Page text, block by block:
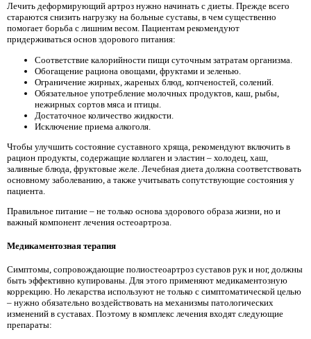
Лечить деформирующий артроз нужно начинать с диеты. Прежде всего
стараются снизить нагрузку на больные суставы, в чем существенно
помогает борьба с лишним весом. Пациентам рекомендуют
придерживаться основ здорового питания:
Соответствие калорийности пищи суточным затратам организма.
Обогащение рациона овощами, фруктами и зеленью.
Ограничение жирных, жареных блюд, копченостей, солений.
Обязательное употребление молочных продуктов, каш, рыбы,
нежирных сортов мяса и птицы.
Достаточное количество жидкости.
Исключение приема алкоголя.
Чтобы улучшить состояние суставного хряща, рекомендуют включить в
рацион продукты, содержащие коллаген и эластин – холодец, хаш,
заливные блюда, фруктовые желе. Лечебная диета должна соответствовать
основному заболеванию, а также учитывать сопутствующие состояния у
пациента.
Правильное питание – не только основа здорового образа жизни, но и
важный компонент лечения остеоартроза.
Медикаментозная терапия
Симптомы, сопровождающие полиостеоартроз суставов рук и ног, должны
быть эффективно купированы. Для этого применяют медикаментозную
коррекцию. Но лекарства используют не только с симптоматической целью
– нужно обязательно воздействовать на механизмы патологических
изменений в суставах. Поэтому в комплекс лечения входят следующие
препараты: